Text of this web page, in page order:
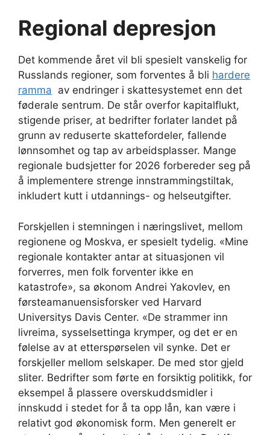
Regional depresjon
Det kommende året vil bli spesielt vanskelig for
Russlands regioner, som forventes å bli hardere
ramma av endringer i skattesystemet enn det
føderale sentrum. De står overfor kapitalflukt,
stigende priser, at bedrifter forlater landet på
grunn av reduserte skattefordeler, fallende
lønnsomhet og tap av arbeidsplasser. Mange
regionale budsjetter for 2026 forbereder seg på
å implementere strenge innstrammingstiltak,
inkludert kutt i utdannings- og helseutgifter.
Forskjellen i stemningen i næringslivet, mellom
regionene og Moskva, er spesielt tydelig. «Mine
regionale kontakter antar at situasjonen vil
forverres, men folk forventer ikke en
katastrofe», sa økonom Andrei Yakovlev, en
førsteamanuensisforsker ved Harvard
Universitys Davis Center. «De strammer inn
livreima, sysselsettinga krymper, og det er en
følelse av at etterspørselen vil synke. Det er
forskjeller mellom selskaper. De med stor gjeld
sliter. Bedrifter som førte en forsiktig politikk, for
eksempel å plassere overskuddsmidler i
innskudd i stedet for å ta opp lån, kan være i
relativt god økonomisk form. Men generelt er